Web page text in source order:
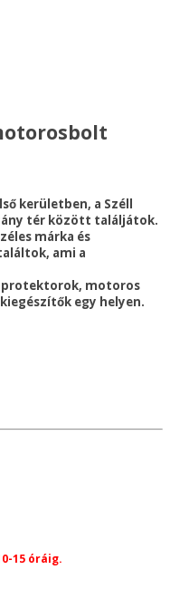
kerületben, a Széll
tér között találjátok.
márka és
ami a
protektorok, motoros
egy helyen.
15 óráig.